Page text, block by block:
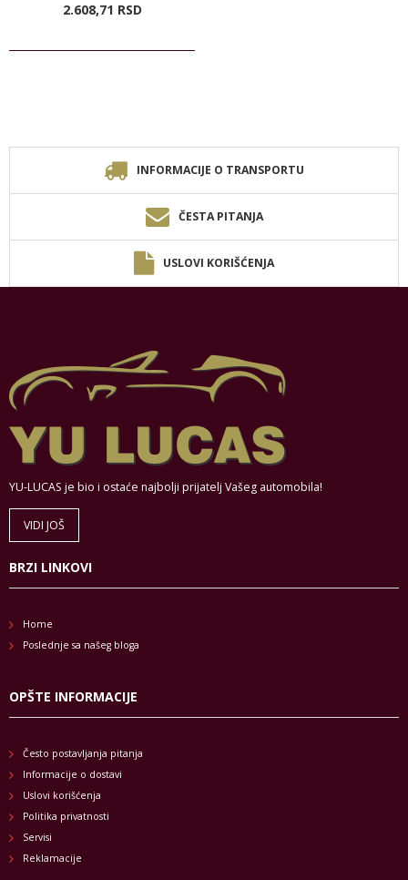
2.608,71 RSD
INFORMACIJE O TRANSPORTU
ČESTA PITANJA
USLOVI KORIŠĆENJA
YU-LUCAS je bio i ostaće najbolji prijatelj Vašeg automobila!
VIDI JOŠ
BRZI LINKOVI
Home
Poslednje sa našeg bloga
OPŠTE INFORMACIJE
Često postavljanja pitanja
Informacije o dostavi
Uslovi korišćenja
Politika privatnosti
Servisi
Reklamacije